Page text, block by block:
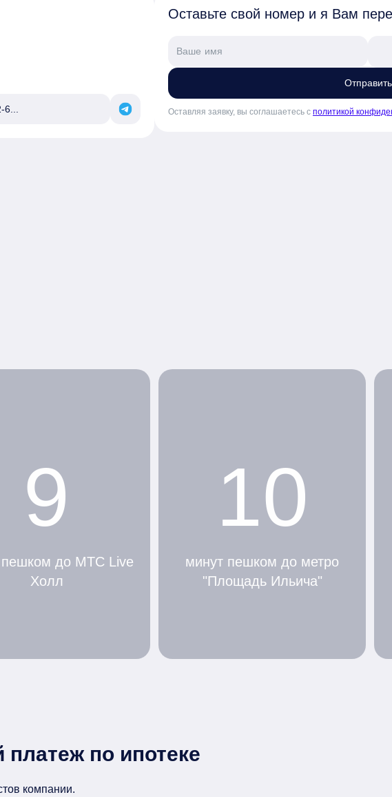
6...
Оставьте свой номер и я Вам
Отправить
Оставляя заявку, вы соглашаетесь с политикой
9
пешком до МТС Live
Холл
10
минут пешком до метро
"Площадь Ильича"
по ипотеке
компании.